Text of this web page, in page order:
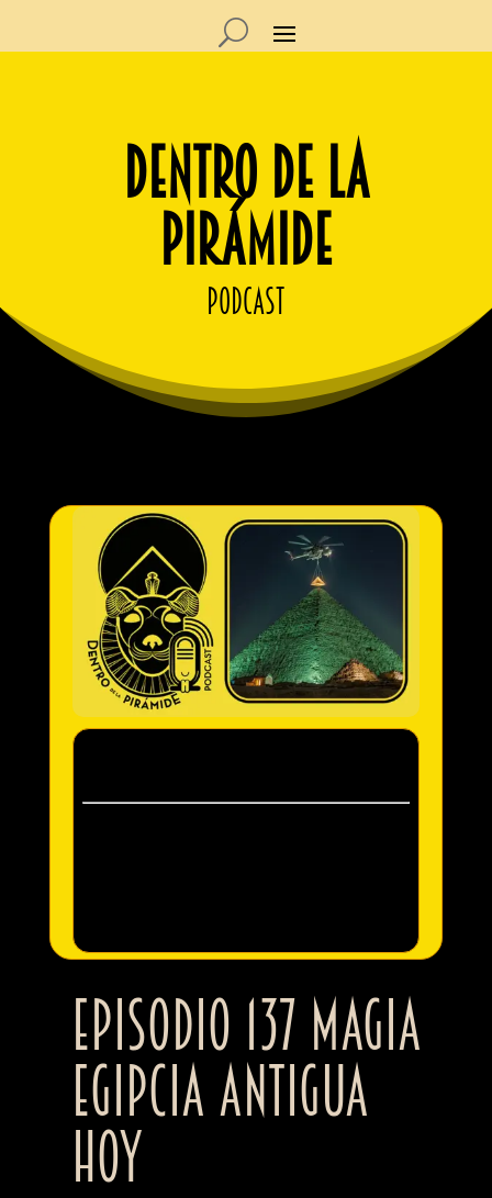
DENTRO DE LA
PIRÁMIDE
podcast
Episodio 137 Magia
egipcia antigua
hoy